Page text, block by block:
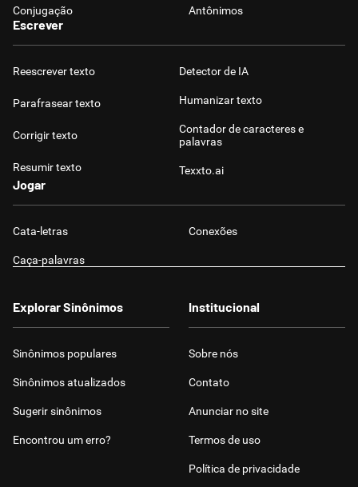
Conjugação Antônimos
Escrever
Reescrever texto
Parafrasear texto
Corrigir texto
Resumir texto
Detector de IA
Humanizar texto
Contador de caracteres e
palavras
Texxto.ai
Jogar
Cata-letras Conexões
Caça-palavras
Explorar Sinônimos
Sinônimos populares
Sinônimos atualizados
Sugerir sinônimos
Encontrou um erro?
Institucional
Sobre nós
Contato
Anunciar no site
Termos de uso
Política de privacidade